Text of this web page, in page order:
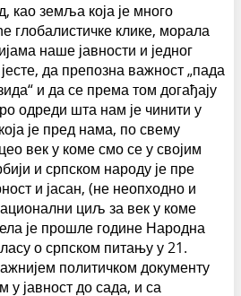
као земља која је много
глобалистичке клике, морала
наше јавности и једног
да препозна важност „пада
и да се према том догађају
одреди шта нам је чинити у
је пред нама, по свему
век у коме смо се у својим
и српском народу је пре
и јасан, (не неопходно и
циљ за век у коме
је прошле године Народна
о српском питању у 21.
политичком документу
у јавност до сада, и са